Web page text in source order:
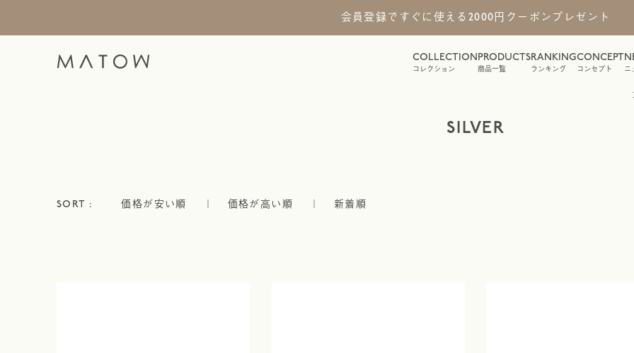
会員登録ですぐに使える2000円クーポンプレゼント
COLLECTION
コレクション
PRODUCTS
商品一覧
RANKING
ランキング
CONCEPT
コンセプト ニ
SILVER
価格が安い順 価格が高い順 新着順